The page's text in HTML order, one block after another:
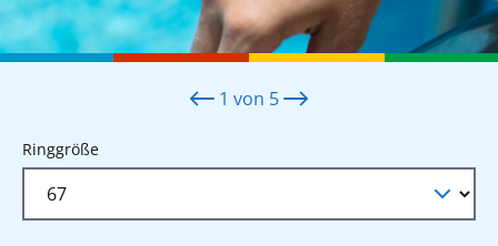
1 von 5
Ringgrößeauswählen